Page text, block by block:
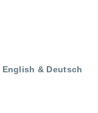
& Deutsch